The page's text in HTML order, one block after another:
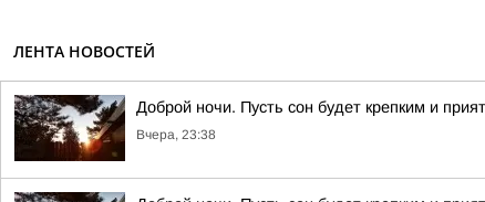
ЛЕНТА НОВОСТЕЙ
Доброй ночи. Пусть сон будет крепким и
Вчера, 23:38